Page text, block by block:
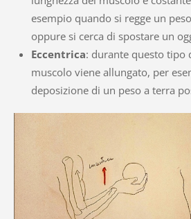
esempio quando si regge un
oppure si cerca di spostare un
Eccentrica: durante questo tipo
muscolo viene allungato, per
deposizione di un peso a terra